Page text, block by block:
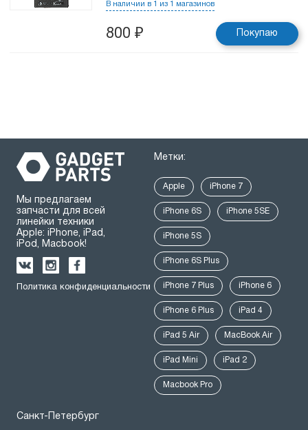
В наличии в 1 из 1 магазинов
800 ₽ Покупаю
Мы предлагаем
запчасти для всей
линейки техники
Apple: iPhone, iPad,
iPod, Macbook!
Политика конфиденциальности
Метки:
Apple iPhone 7
iPhone 6S iPhone 5SE
iPhone 5S
iPhone 6S Plus
iPhone 7 Plus iPhone 6
iPhone 6 Plus iPad 4
iPad 5 Air MacBook Air
iPad Mini iPad 2
Macbook Pro
Санкт-Петербург